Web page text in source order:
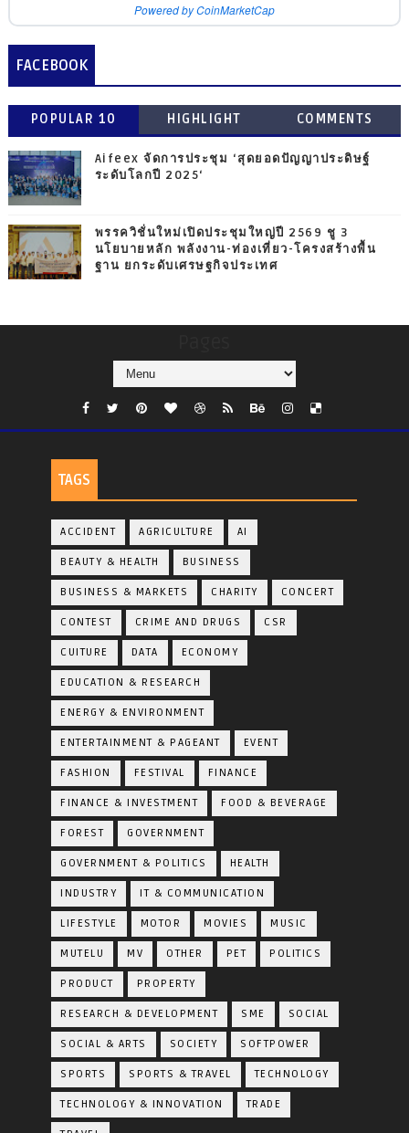
Powered by CoinMarketCap
FACEBOOK
POPULAR 10 HIGHLIGHT COMMENTS
Aifeex จัดการประชุม ‘สุดยอดปัญญาประดิษฐ์
ระดับโลกปี 2025‘
พรรควิชั่นใหม่เปิดประชุมใหญ่ปี 2569 ชู 3
นโยบายหลัก พลังงาน-ท่องเที่ยว-โครงสร้างพื้น
ฐาน ยกระดับเศรษฐกิจประเทศ
TAGS
ACCIDENT AGRICULTURE AI
BEAUTY & HEALTH BUSINESS
BUSINESS & MARKETS CHARITY CONCERT
CONTEST CRIME AND DRUGS CSR
CUITURE DATA ECONOMY
EDUCATION & RESEARCH
ENERGY & ENVIRONMENT
ENTERTAINMENT & PAGEANT EVENT
FASHION FESTIVAL FINANCE
FINANCE & INVESTMENT FOOD & BEVERAGE
FOREST GOVERNMENT
GOVERNMENT & POLITICS HEALTH
INDUSTRY IT & COMMUNICATION
LIFESTYLE MOTOR MOVIES MUSIC
MUTELU MV OTHER PET POLITICS
PRODUCT PROPERTY
RESEARCH & DEVELOPMENT SME SOCIAL
SOCIAL & ARTS SOCIETY SOFTPOWER
SPORTS SPORTS & TRAVEL TECHNOLOGY
TECHNOLOGY & INNOVATION TRADE